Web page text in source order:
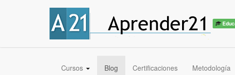
Cursos Blog Certificaciones Metodología